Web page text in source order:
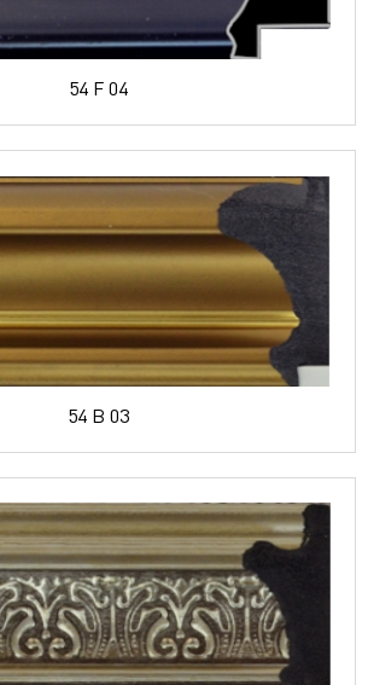
54 F 04
54 B 03